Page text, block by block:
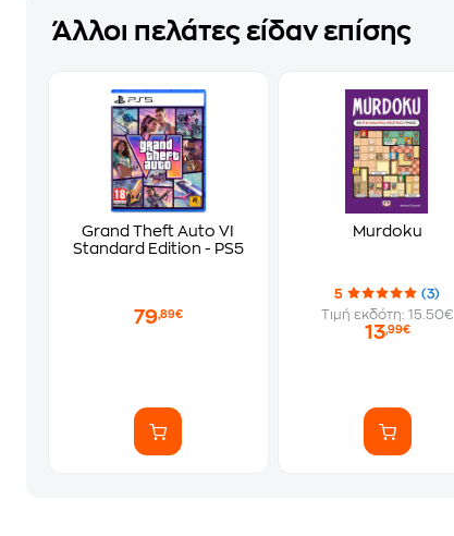
Άλλοι πελάτες είδαν επίσης
Grand Theft Auto VI
Standard Edition - PS5
79,89€
Murdoku
5
(3)
Τιμή εκδότη: 15.50€
13,99€